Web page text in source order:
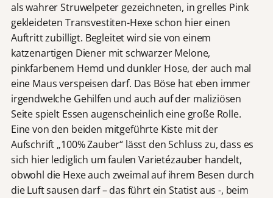
als wahrer Struwelpeter gezeichneten, in grelles Pink
gekleideten Transvestiten-Hexe schon hier einen
Auftritt zubilligt. Begleitet wird sie von einem
katzenartigen Diener mit schwarzer Melone,
pinkfarbenem Hemd und dunkler Hose, der auch mal
eine Maus verspeisen darf. Das Böse hat eben immer
irgendwelche Gehilfen und auch auf der maliziösen
Seite spielt Essen augenscheinlich eine große Rolle.
Eine von den beiden mitgeführte Kiste mit der
Aufschrift „100% Zauber“ lässt den Schluss zu, dass es
sich hier lediglich um faulen Varietézauber handelt,
obwohl die Hexe auch zweimal auf ihrem Besen durch
die Luft sausen darf – das führt ein Statist aus -, beim